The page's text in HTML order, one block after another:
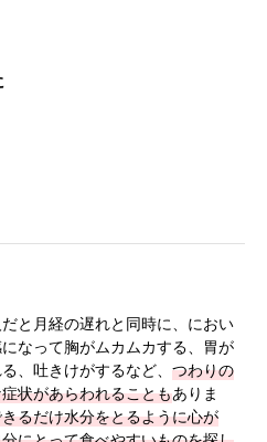
と月経の遅れと同時に、におい
なって胸がムカムカする、胃が
、吐きけがするなど、 つわりの
状があらわれることもありま
るだけ水分をとるように心が